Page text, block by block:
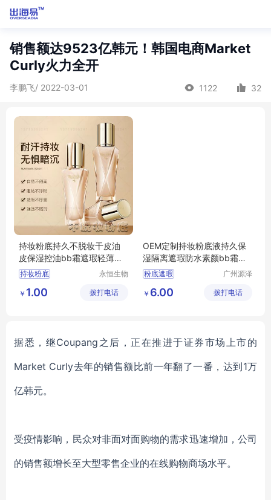
销售额达9523亿韩元！韩国电商Market
Curly火力全开
李鹏飞/ 2022-03-01 1122 32
持妆粉底持久不脱妆干皮油
皮保湿控油bb霜遮瑕轻薄自
然裸妆粉底液
持妆粉底
干皮油皮保湿控油bb霜
永恒生物
（广州）
￥ 1.00 拨打电话
OEM定制持妆粉底液持久保
湿隔离遮瑕防水素颜bb霜代
加工
粉底遮瑕
广州源泽
公司
￥ 6.00 拨打电话
据悉，继Coupang之后，正在推进于证券市场上市的
Market Curly去年的销售额比前一年翻了一番，达到1万
亿韩元。
受疫情影响 ， 民众对非面对面购物的需求迅速增加， 公司
的销售额增长至大型零售企业的在线购物商场水平。